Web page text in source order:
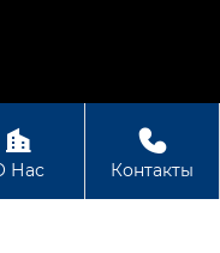
Лунъянь Машинери

Нас

Контакты